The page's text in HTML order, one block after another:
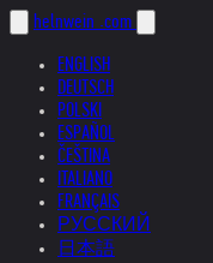
helnwein .com
ENGLISH
DEUTSCH
POLSKI
ESPAÑOL
ČEŠTINA
ITALIANO
FRANÇAIS
РУССКИЙ
日本語